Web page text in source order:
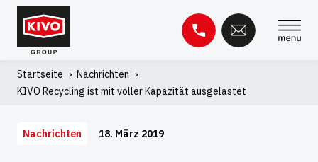
Zum
Inhalt
springen
Suche
nach:
Wissensbasis Kontakt
Startseite ' Nachrichten '
KIVO Recycling ist mit voller Kapazität ausgelastet
Nachrichten 18. März 2019